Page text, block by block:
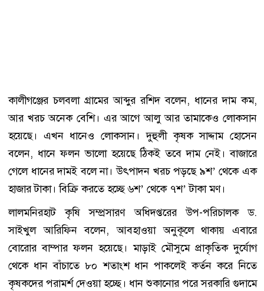
কালীগঞ্জের চলবলা গ্রামের আব্দুর রশিদ বলেন, ধানের দাম কম,
আর খরচ অনেক বেশি। এর আগে আলু আর তামাকেও লোকসান
হয়েছে। এখন ধানেও লোকসান। দুহুলী কৃষক সাদ্দাম হোসেন
বলেন, ধানে ফলন ভালো হয়েছে ঠিকই তবে দাম নেই। বাজারে
গেলে ধানের দামই বলে না। উৎপাদন খরচ পড়ছে ৯শ’ থেকে এক
হাজার টাকা। বিক্রি করতে হচ্ছে ৬শ’ থেকে ৭শ’ টাকা মণ।
লালমনিরহাট কৃষি সম্প্রসারণ অধিদপ্তরের উপ-পরিচালক ড.
সাইখুল আরিফিন বলেন, আবহাওয়া অনুকূলে থাকায় এবারে
বোরোর বাম্পার ফলন হয়েছে। মাড়াই মৌসুমে প্রাকৃতিক দুর্যোগ
থেকে ধান বাঁচাতে ৮০ শতাংশ ধান পাকলেই কর্তন করে নিতে
কৃষকদের পরামর্শ দেওয়া হচ্ছে। ধান শুকানোর পরে সরকারি গুদামে